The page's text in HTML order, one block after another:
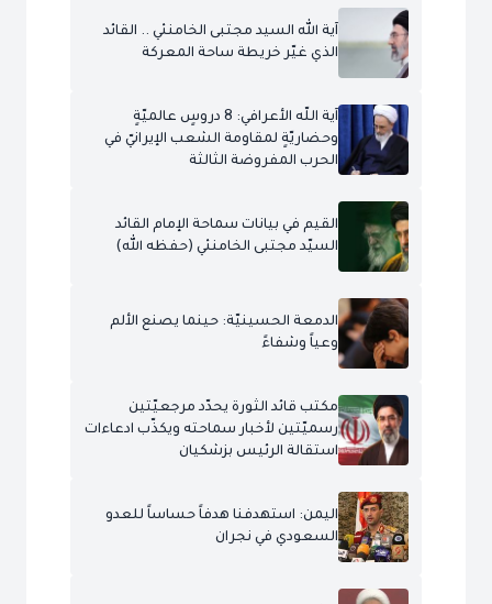
آية الله السيد مجتبى الخامنئي .. القائد
الذي غيّر خريطة ساحة المعركة
آية اللّه الأعرافي: 8 دروسٍ عالميّةٍ
وحضاريّةٍ لمقاومة الشعب الإيرانيّ في
الحرب المفروضة الثالثة
القيم في بيانات سماحة الإمام القائد
السيّد مجتبى الخامنئي (حفظه الله)
الدمعة الحسينيّة: حينما يصنع الألم
وعياً وشفاءً
مكتب قائد الثورة يحدّد مرجعيّتين
رسميّتين لأخبار سماحته ويكذّب ادعاءات
استقالة الرئيس بزشكيان
اليمن: استهدفنا هدفاً حساساً للعدو
السعودي في نجران